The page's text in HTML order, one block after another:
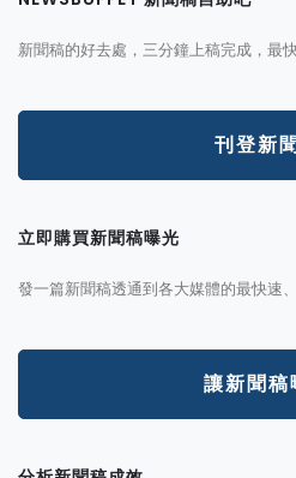
新聞稿的好去處，三分鐘上稿完成，最
刊登新
立即購買新聞稿曝光
發一篇新聞稿透通到各大媒體的最快速
讓新聞稿